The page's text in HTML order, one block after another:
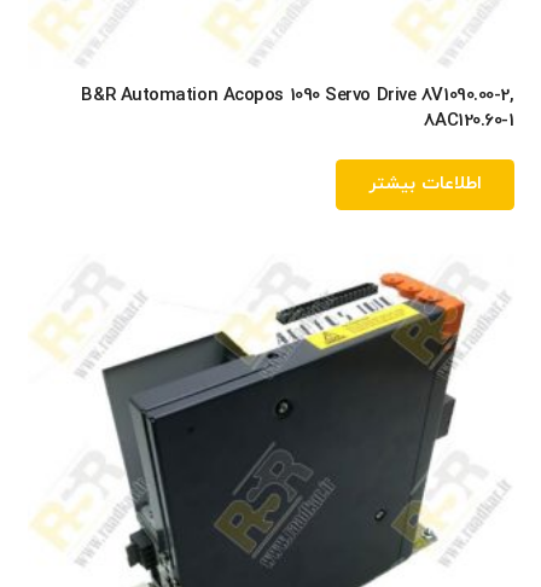
B&R Automation Acopos 1090 Servo Drive 8V1090.00-2,
8AC120.60-1
اطلاعات بیشتر